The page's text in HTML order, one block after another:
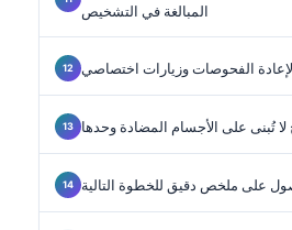
المبالغة في التشخيص
لإعادة الفحوصات وزيارات اختصاصي
لا تُبنى على الأجسام المضادة وحدها
على ملخص دقيق للخطوة التالية